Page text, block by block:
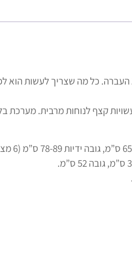
העברה. כל מה שצריך לעשות הוא
קצף לנוחות מרבית. מערכת